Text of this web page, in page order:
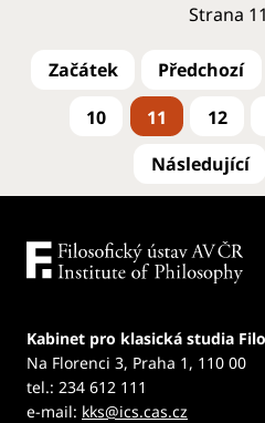
Strana
10
11 12
Kabinet pro klasická studia
Na Florenci 3, Praha 1, 110 00
tel.: 234 612 111
e-mail: kks@ics.cas.cz